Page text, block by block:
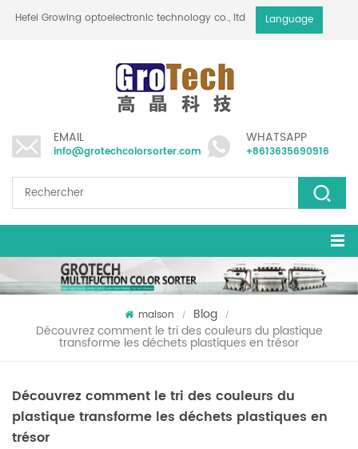
Hefei Growing optoelectronic technology co., ltd Language
EMAIL
info@grotechcolorsorter.com
WHATSAPP
+8613635690916
maison / Blog /
Découvrez comment le tri des couleurs du plastique
transforme les déchets plastiques en trésor
Découvrez comment le tri des couleurs du
plastique transforme les déchets plastiques en
trésor